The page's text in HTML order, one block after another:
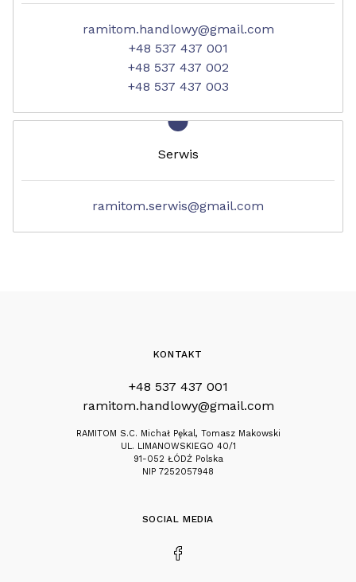
ramitom.handlowy@gmail.com
+48 537 437 001
+48 537 437 002
+48 537 437 003
Serwis
ramitom.serwis@gmail.com
KONTAKT
+48 537 437 001
ramitom.handlowy@gmail.com
RAMITOM S.C. Michał Pękal, Tomasz Makowski
UL. LIMANOWSKIEGO 40/1
91-052 ŁÓDŹ Polska
NIP 7252057948
SOCIAL MEDIA